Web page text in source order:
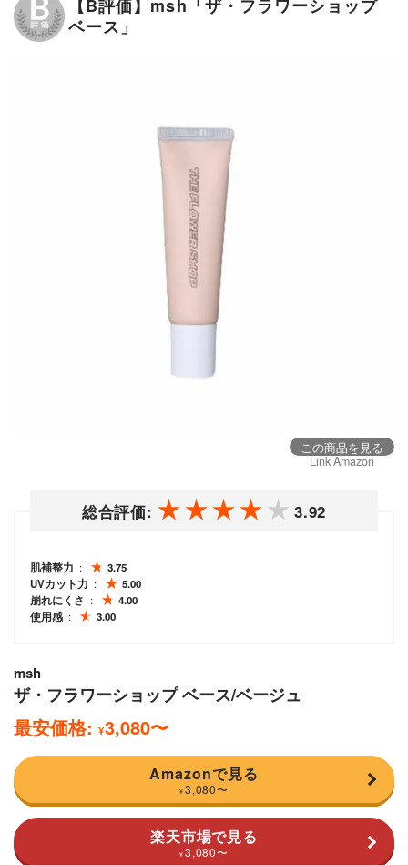
【B評価】msh「ザ・フラワーショップ
ベース」
この商品を見る
Link Amazon
総合評価: 3.92
肌補整力
3.75
UVカット力
5.00
崩れにくさ
4.00
使用感
3.00
msh
ザ・フラワーショップ ベース/ベージュ
最安価格: ¥3,080〜
Amazonで見る
¥ 3,080〜
楽天市場で見る
¥ 3,080〜